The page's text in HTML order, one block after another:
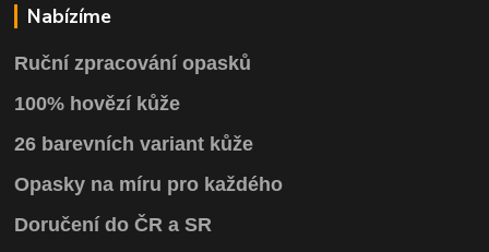
Nabízíme
Ruční zpracování opasků
100% hovězí kůže
26 barevních variant kůže
Opasky na míru pro každého
Doručení do ČR a SR